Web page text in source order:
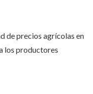
de precios agrícolas en
los productores